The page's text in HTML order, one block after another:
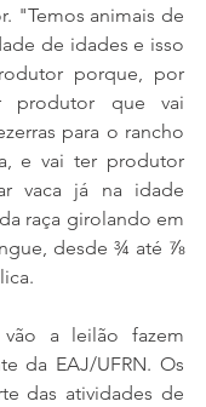
"Temos animais de
de idades e isso
porque, por
produtor que vai
para o rancho
e vai ter produtor
vaca já na idade
raça girolando em
desde ¾ até ⅞
a leilão fazem
da EAJ/UFRN. Os
das atividades de